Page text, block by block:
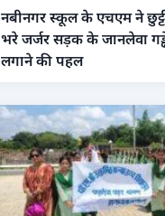
नबीनगर स्कूल के एचएम ने
भरे जर्जर सड़क के जानलेवा
लगाने की पहल